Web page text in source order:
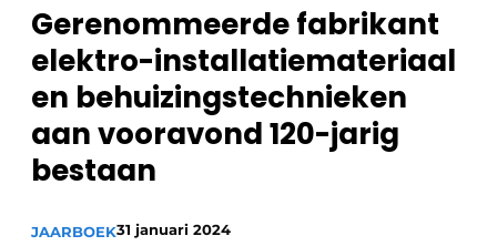
Vacature aanmelden
Vacatures
Video’s
Sanitair
Binnenklimaat
Brandbeveiliging
Ventilatie
Gerenommeerde fabrikant
elektro-installatiemateriaal
en behuizingstechnieken
aan vooravond 120-jarig
bestaan
JAARBOEK31 januari 2024